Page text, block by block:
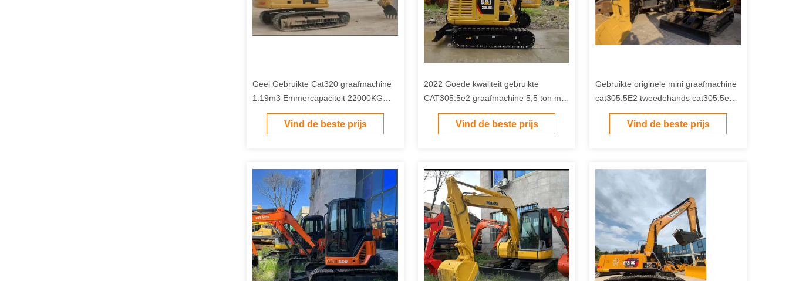
Geel Gebruikte Cat320 graafmachine
1.19m3 Emmercapaciteit 22000KG
Tweedehands graver
Vind de beste prijs
2022 Goede kwaliteit gebruikte
CAT305.5e2 graafmachine 5,5 ton mini
kruipgraafmachine te koop
Vind de beste prijs
Gebruikte originele mini graafmachine
cat305.5E2 tweedehands cat305.5e2
graver te koop
Vind de beste prijs